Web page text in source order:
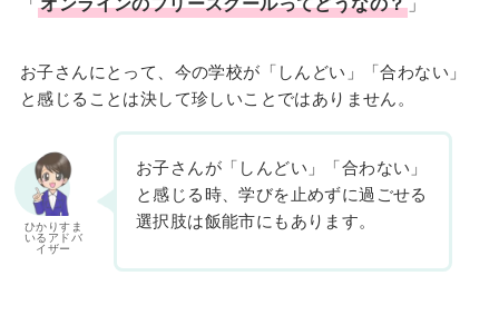
お子さんにとって、今の学校が「しんどい」「合わない」
と感じることは決して珍しいことではありません。
ひかりすま
いるアドバ
イザー
お子さんが「しんどい」「合わない」
と感じる時、学びを止めずに過ごせる
選択肢は飯能市にもあります。